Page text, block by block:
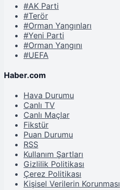
#AK Parti
#Terör
#Orman Yangınları
#Yeni Parti
#Orman Yangını
#UEFA
Haber.com
Hava Durumu
Canlı TV
Canlı Maçlar
Fikstür
Puan Durumu
RSS
Kullanım Şartları
Gizlilik Politikası
Çerez Politikası
Kişisel Verilerin Korunması